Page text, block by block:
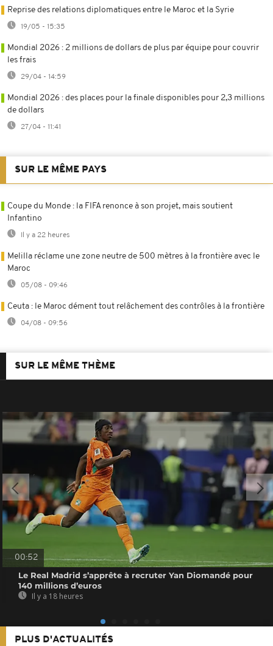
Reprise des relations diplomatiques entre le Maroc et la Syrie
19/05 - 15:35
Mondial 2026 : 2 millions de dollars de plus par équipe pour couvrir
les frais
29/04 - 14:59
Mondial 2026 : des places pour la finale disponibles pour 2,3 millions
de dollars
27/04 - 11:41
SUR LE MÊME PAYS
Coupe du Monde : la FIFA renonce à son projet, mais soutient
Infantino
Il y a 22 heures
Melilla réclame une zone neutre de 500 mètres à la frontière avec le
Maroc
05/08 - 09:46
Ceuta : le Maroc dément tout relâchement des contrôles à la frontière
04/08 - 09:56
SUR LE MÊME THÈME
00:52
Le Real Madrid s’apprête à recruter Yan Diomandé pour
140 millions d’euros
Il y a 18 heures
PLUS D'ACTUALITÉS